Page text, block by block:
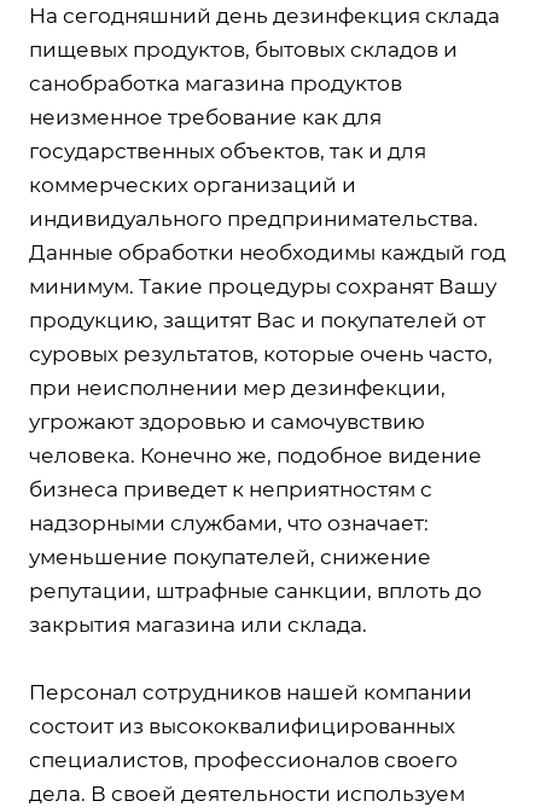
На сегодняшний день дезинфекция склада
пищевых продуктов, бытовых складов и
санобработка магазина продуктов
неизменное требование как для
государственных объектов, так и для
коммерческих организаций и
индивидуального предпринимательства.
Данные обработки необходимы каждый год
минимум. Такие процедуры сохранят Вашу
продукцию, защитят Вас и покупателей от
суровых результатов, которые очень часто,
при неисполнении мер дезинфекции,
угрожают здоровью и самочувствию
человека. Конечно же, подобное видение
бизнеса приведет к неприятностям с
надзорными службами, что означает:
уменьшение покупателей, снижение
репутации, штрафные санкции, вплоть до
закрытия магазина или склада.
Персонал сотрудников нашей компании
состоит из высококвалифицированных
специалистов, профессионалов своего
дела. В своей деятельности используем